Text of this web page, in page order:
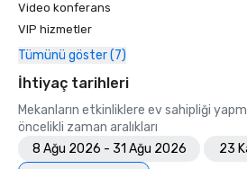
Video konferans
VIP hizmetler
Tümünü göster (7)
İhtiyaç tarihleri
Mekanların etkinliklere ev sahipliği
öncelikli zaman aralıkları
8 Ağu 2026 - 31 Ağu 2026
23